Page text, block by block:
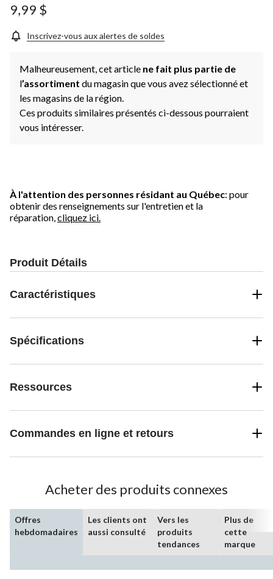
9,99 $
Inscrivez-vous aux alertes de soldes
Malheureusement, cet article ne fait plus partie de
l’assortiment du magasin que vous avez sélectionné et
les magasins de la région.
Ces produits similaires présentés ci-dessous pourraient
vous intéresser.
À l'attention des personnes résidant au Québec: pour
obtenir des renseignements sur l'entretien et la
réparation, cliquez ici.
Produit Détails
Caractéristiques
Spécifications
Ressources
Commandes en ligne et retours
Acheter des produits connexes
Offres
hebdomadaires
Les clients ont
aussi consulté
Vers les
produits
tendances
Plus de
cette
marque